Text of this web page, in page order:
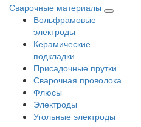
Сварочные материалы
Вольфрамовые
электроды
Керамические
подкладки
Присадочные прутки
Сварочная проволока
Флюсы
Электроды
Угольные электроды